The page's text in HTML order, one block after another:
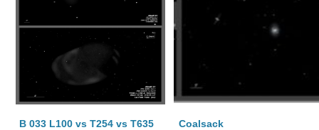
B 033 L100 vs T254 vs T635 Coalsack